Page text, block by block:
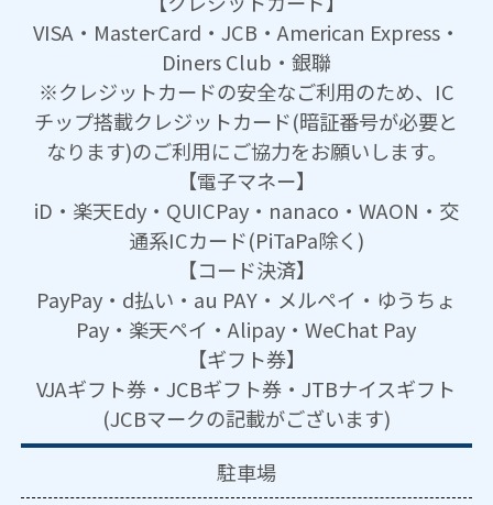
VISA・MasterCard・JCB・American Express・
Diners Club・銀聯
※クレジットカードの安全なご利用のため、IC
チップ搭載クレジットカード(暗証番号が必要と
なります)のご利用にご協力をお願いします。
【電子マネー】
iD・楽天Edy・QUICPay・nanaco・WAON・交
通系ICカード(PiTaPa除く)
【コード決済】
PayPay・d払い・au PAY・メルペイ・ゆうちょ
Pay・楽天ペイ・Alipay・WeChat Pay
【ギフト券】
VJAギフト券・JCBギフト券・JTBナイスギフト
(JCBマークの記載がございます)
駐車場